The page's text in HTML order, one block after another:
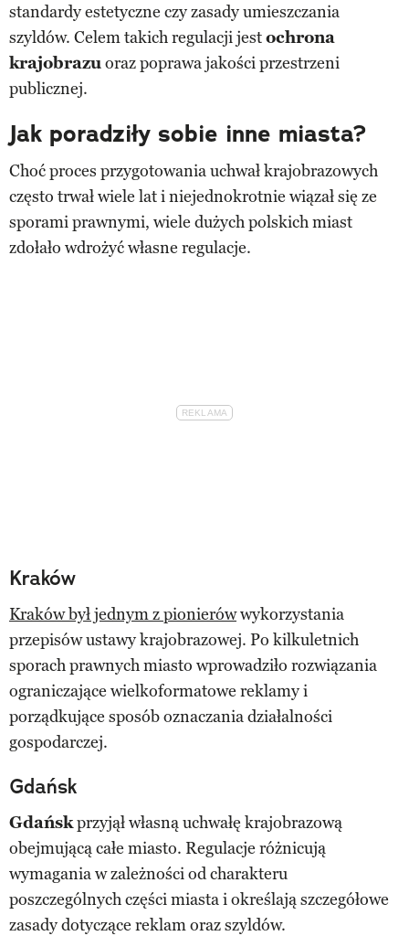
standardy estetyczne czy zasady umieszczania
szyldów. Celem takich regulacji jestochrona
krajobrazuoraz poprawa jakości przestrzeni
publicznej.
Jak poradziły sobie inne miasta?
Choć proces przygotowania uchwał krajobrazowych
często trwał wiele lat i niejednokrotnie wiązał się ze
sporami prawnymi, wiele dużych polskich miast
zdołało wdrożyć własne regulacje.
Kraków
Kraków był jednym z pionierówwykorzystania
przepisów ustawy krajobrazowej. Po kilkuletnich
sporach prawnych miasto wprowadziło rozwiązania
ograniczające wielkoformatowe reklamy i
porządkujące sposób oznaczania działalności
gospodarczej.
Gdańsk
Gdańskprzyjął własną uchwałę krajobrazową
obejmującą całe miasto. Regulacje różnicują
wymagania w zależności od charakteru
poszczególnych części miasta i określają szczegółowe
zasady dotyczące reklam oraz szyldów.